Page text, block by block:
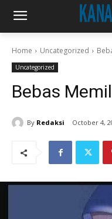
Home Uncategorized
Uncategorized
Bebas
By Redaksi October 4,